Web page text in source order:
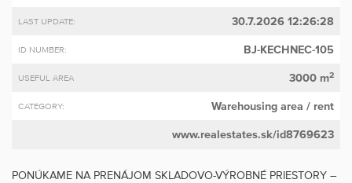
LAST UPDATE: 30.7.2026 12:26:28
ID NUMBER: BJ-KECHNEC-105
USEFUL AREA 3000 m2
CATEGORY: Warehousing area / rent
www.realestates.sk/id8769623
PONÚKAME NA PRENÁJOM SKLADOVO-VÝROBNÉ PRIESTORY –